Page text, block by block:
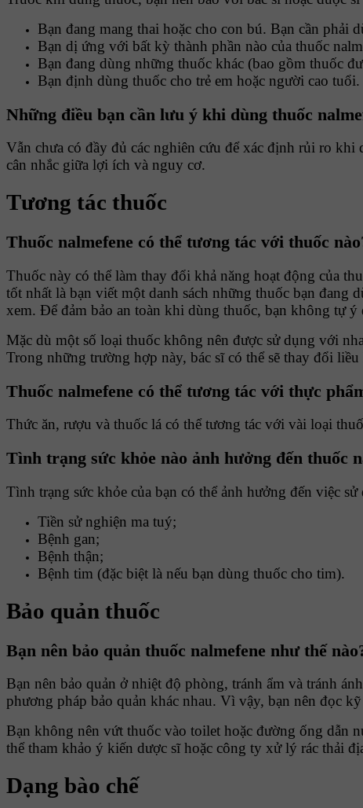
Bạn đang mang thai hoặc cho con bú. Bạn cần phải
Bạn dị ứng với bất kỳ thành phần nào của thuốc
Bạn đang dùng những thuốc khác (bao gồm thuốc
Bạn định dùng thuốc cho trẻ em hoặc người cao tuổi.
Những điều bạn cần lưu ý khi dùng thuốc
Vẫn chưa có đầy đủ các nghiên cứu để xác định rủi ro
cân nhắc giữa lợi ích và nguy cơ.
Tương tác thuốc
Thuốc nalmefene có thể tương tác với thuốc
Thuốc này có thể làm thay đổi khả năng hoạt động của
tốt nhất là bạn viết một danh sách những thuốc bạn đang
xem. Để đảm bảo an toàn khi dùng thuốc, bạn không tự
Mặc dù một số loại thuốc không nên được sử dụng với
Trong những trường hợp này, bác sĩ có thể sẽ thay đổi
Thuốc nalmefene có thể tương tác với thực
Thức ăn, rượu và thuốc lá có thể tương tác với vài loại
Tình trạng sức khỏe nào ảnh hưởng đến thuốc
Tình trạng sức khỏe của bạn có thể ảnh hưởng đến việc
Tiền sử nghiện ma tuý;
Bệnh gan;
Bệnh thận;
Bệnh tim (đặc biệt là nếu bạn dùng thuốc cho tim).
Bảo quản thuốc
Bạn nên bảo quản thuốc nalmefene như thế
Bạn nên bảo quản ở nhiệt độ phòng, tránh ẩm và tránh
phương pháp bảo quản khác nhau. Vì vậy, bạn nên đọc
Bạn không nên vứt thuốc vào toilet hoặc đường ống dẫn
thể tham khảo ý kiến dược sĩ hoặc công ty xử lý rác thải
Dạng bào chế